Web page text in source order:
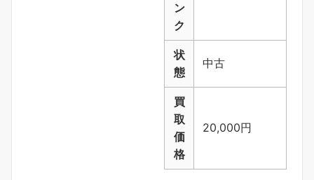
ン
ク
状
態
中古
買
取
価
格
20,000円